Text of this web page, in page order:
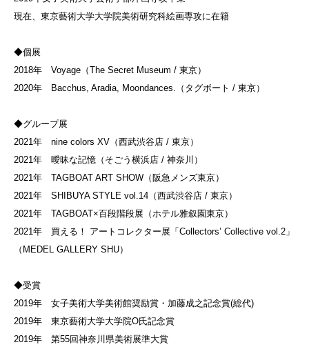
現在、東京藝術大学大学院美術研究科絵画専攻に在籍
◆個展
2018年 Voyage（The Secret Museum / 東京）
2020年 Bacchus, Aradia, Moondances.（タグボート / 東京）
◆グループ展
2021年 nine colors XV（西武渋谷店 / 東京）
2021年 曖昧な記憶（そごう横浜店 / 神奈川）
2021年 TAGBOAT ART SHOW（阪急メンズ東京）
2021年 SHIBUYA STYLE vol.14（西武渋谷店 / 東京）
2021年 TAGBOAT×百段階段展（ホテル雅叙園東京）
2021年 買える！ アートコレクター展「Collectors’ Collective vol.2」
（MEDEL GALLERY SHU）
◆受賞
2019年 女子美術大学美術館奨励賞・加藤成之記念賞(総代)
2019年 東京藝術大学大学院O氏記念賞
2019年 第55回神奈川県美術展準大賞